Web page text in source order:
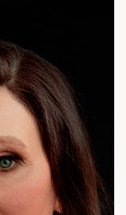
— это когда
других,
кто вы есть.
себя точнее —